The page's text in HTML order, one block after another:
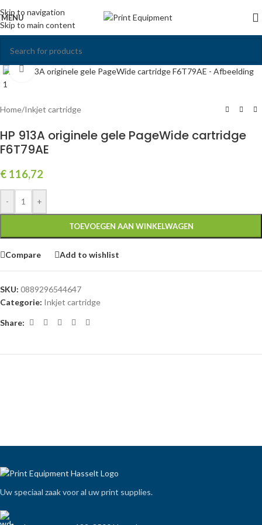
Skip to navigation
Skip to main content
MENU
Click to enlarge
Home/Inkjet cartridge
HP 913A originele gele PageWide cartridge
F6T79AE
€ 116,72
- +
TOEVOEGEN AAN WINKELWAGEN
Compare Add to wishlist
SKU: 0889296544647
Categorie: Inkjet cartridge
Share:
Uw speciaal zaak voor al uw print supplies.